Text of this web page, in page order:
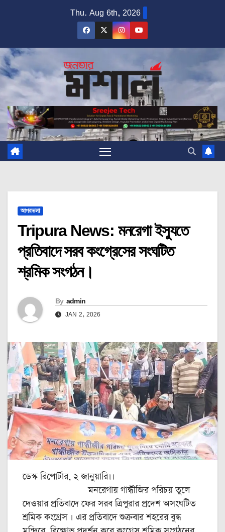
Thu. Aug 6th, 2026
আগরতলা
Tripura News: মনরেগা ইস্যুতে
প্রতিবাদে সরব কংগ্রেসের সংঘটিত
শ্রমিক সংগঠন।
By admin
JAN 2, 2026
ডেস্ক রিপোর্টার, ২ জানুয়ারি।।
মনরেগায় গান্ধীজির পরিচয় তুলে
দেওয়ার প্রতিবাদে ফের সরব ত্রিপুরার প্রদেশ অসংঘটিত
শ্রমিক কংগ্রেস । এর প্রতিবাদে শুক্রবার শহরের বুদ্ধ